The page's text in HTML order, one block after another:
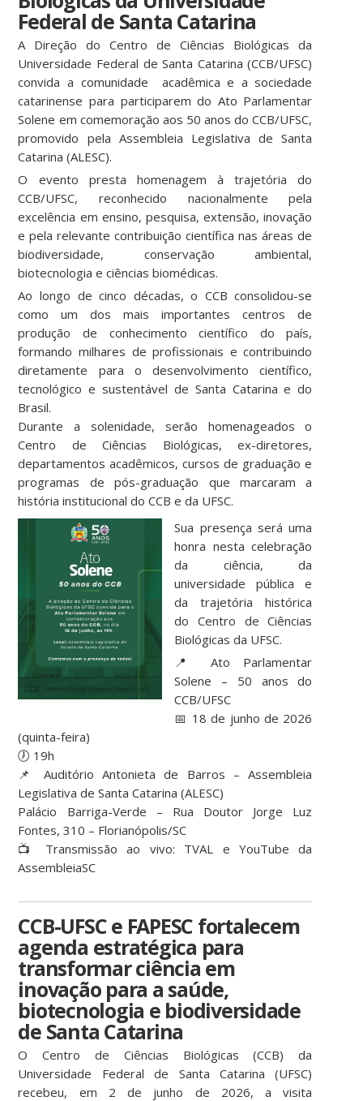
Federal de Santa Catarina
A Direção do Centro de Ciências Biológicas da
Universidade Federal de Santa Catarina (CCB/UFSC)
convida a comunidade acadêmica e a sociedade
catarinense para participarem do Ato Parlamentar
Solene em comemoração aos 50 anos do CCB/UFSC,
promovido pela Assembleia Legislativa de Santa
Catarina (ALESC).
O evento presta homenagem à trajetória do
CCB/UFSC, reconhecido nacionalmente pela
excelência em ensino, pesquisa, extensão, inovação
e pela relevante contribuição científica nas áreas de
biodiversidade, conservação ambiental,
biotecnologia e ciências biomédicas.
Ao longo de cinco décadas, o CCB consolidou-se
como um dos mais importantes centros de
produção de conhecimento científico do país,
formando milhares de profissionais e contribuindo
diretamente para o desenvolvimento científico,
tecnológico e sustentável de Santa Catarina e do
Brasil.
Durante a solenidade, serão homenageados o
Centro de Ciências Biológicas, ex-diretores,
departamentos acadêmicos, cursos de graduação e
programas de pós-graduação que marcaram a
história institucional do CCB e da UFSC.
Sua presença será uma
honra nesta celebração
da ciência, da
universidade pública e
da trajetória histórica
do Centro de Ciências
Biológicas da UFSC.
📍 Ato Parlamentar
Solene – 50 anos do
CCB/UFSC
📅 18 de junho de 2026
(quinta-feira)
🕖 19h
📌 Auditório Antonieta de Barros – Assembleia
Legislativa de Santa Catarina (ALESC)
Palácio Barriga-Verde – Rua Doutor Jorge Luz
Fontes, 310 – Florianópolis/SC
📺 Transmissão ao vivo: TVAL e YouTube da
AssembleiaSC
CCB-UFSC e FAPESC fortalecem
agenda estratégica para
transformar ciência em
inovação para a saúde,
biotecnologia e biodiversidade
de Santa Catarina
O Centro de Ciências Biológicas (CCB) da
Universidade Federal de Santa Catarina (UFSC)
recebeu, em 2 de junho de 2026, a visita